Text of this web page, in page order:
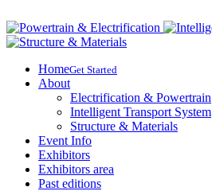
HomeGet Started
About
Electrification & Powertrain
Intelligent Transport System
Structure & Materials
Event Info
Exhibitors
Exhibitors area
Past editions